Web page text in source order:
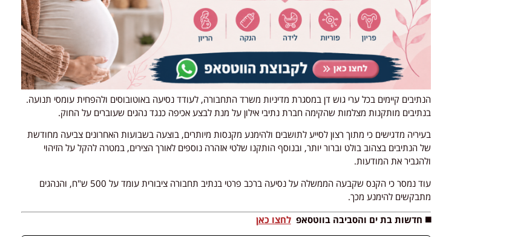
הנתיבים קיימים בכל ערי גוש דן במסגרת מדיניות משרד התחבורה, לעודד נסיעה באוטובוסים ולהפחית עומסי תנועה.
בנתיבים מותקנות מצלמות שהקימה חברת נתיבי אילון על מנת לבצע אכיפה כנגד נהגים שעוברים על החוק.
בעיריה מדגישים כי מתוך רצון לסייע לתושבים ולהימנע מקנסות מיותרים, בוצעה בשבועות האחרונים צביעה מחודשת
של הנתיבים בצהוב בולט וברור יותר, ובנוסף הותקנו שלטי אזהרה נוספים לאורך הצירים, במטרה להקל על הזיהוי
ולהגביר את המודעות.
עוד נמסר כי הקנס שקבעה הממשלה על נסיעה ברכב פרטי בנתיב תחבורה ציבורית עומד על 500 ש"ח, והנהגים
מתבקשים להימנע מכך.
◼️ חדשות בת ים והסביבה בווטסאפלחצו כאן